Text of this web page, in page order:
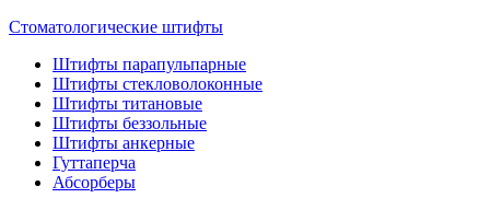
Стоматологические штифты
Штифты парапульпарные
Штифты стекловолоконные
Штифты титановые
Штифты беззольные
Штифты анкерные
Гуттаперча
Абсорберы